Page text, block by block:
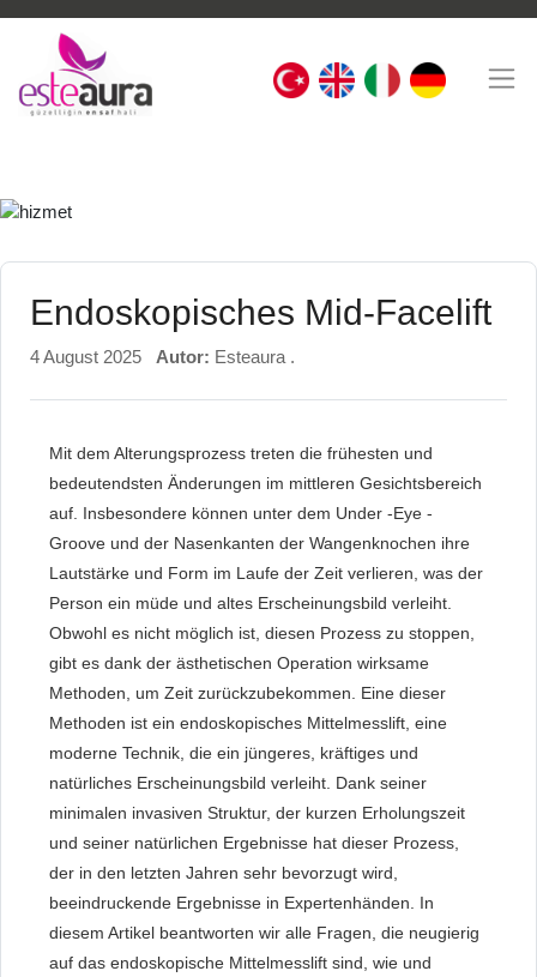
Endoskopisches Mid-Facelift
4 August 2025 Autor: Esteaura .
Mit dem Alterungsprozess treten die frühesten und
bedeutendsten Änderungen im mittleren Gesichtsbereich
auf. Insbesondere können unter dem Under -Eye -
Groove und der Nasenkanten der Wangenknochen ihre
Lautstärke und Form im Laufe der Zeit verlieren, was der
Person ein müde und altes Erscheinungsbild verleiht.
Obwohl es nicht möglich ist, diesen Prozess zu stoppen,
gibt es dank der ästhetischen Operation wirksame
Methoden, um Zeit zurückzubekommen. Eine dieser
Methoden ist ein endoskopisches Mittelmesslift, eine
moderne Technik, die ein jüngeres, kräftiges und
natürliches Erscheinungsbild verleiht. Dank seiner
minimalen invasiven Struktur, der kurzen Erholungszeit
und seiner natürlichen Ergebnisse hat dieser Prozess,
der in den letzten Jahren sehr bevorzugt wird,
beeindruckende Ergebnisse in Expertenhänden. In
diesem Artikel beantworten wir alle Fragen, die neugierig
auf das endoskopische Mittelmesslift sind, wie und